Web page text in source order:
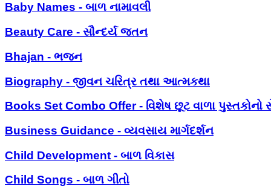
Baby Names - બાળ નામાવલી
Beauty Care - સૌન્દર્ય જતન
Bhajan - ભજન
Biography - જીવન ચરિત્ર તથા આત્મકથા
Books Set Combo Offer - વિશેષ છૂટ વાળા પુસ્તકોનો
Business Guidance - વ્યવસાય માર્ગદર્શન
Child Development - બાળ વિકાસ
Child Songs - બાળ ગીતો